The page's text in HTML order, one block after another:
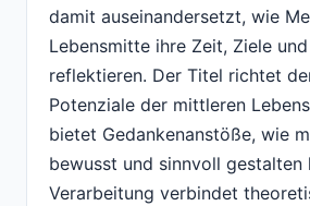
damit auseinandersetzt, wie
Lebensmitte ihre Zeit, Ziele
reflektieren. Der Titel richtet
Potenziale der mittleren
bietet Gedankenanstöße, wie
bewusst und sinnvoll gestalten
Verarbeitung verbindet